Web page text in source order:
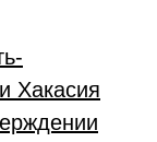
Хакасия